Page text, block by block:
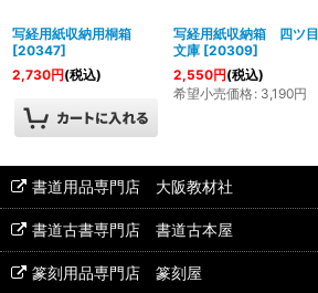
写経用紙収納用桐箱
[20347]
2,730円(税込)
写経用紙収納箱 四ツ目
文庫 [20309]
2,550円(税込)
希望小売価格: 3,190円
書道用品専門店 大阪教材社
書道古書専門店 書道古本屋
篆刻用品専門店 篆刻屋